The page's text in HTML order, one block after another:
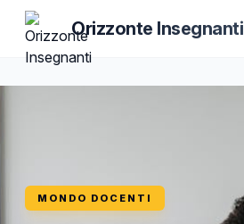
Orizzonte Insegnanti
MONDO DOCENTI